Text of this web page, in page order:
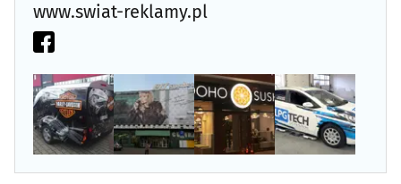
www.swiat-reklamy.pl